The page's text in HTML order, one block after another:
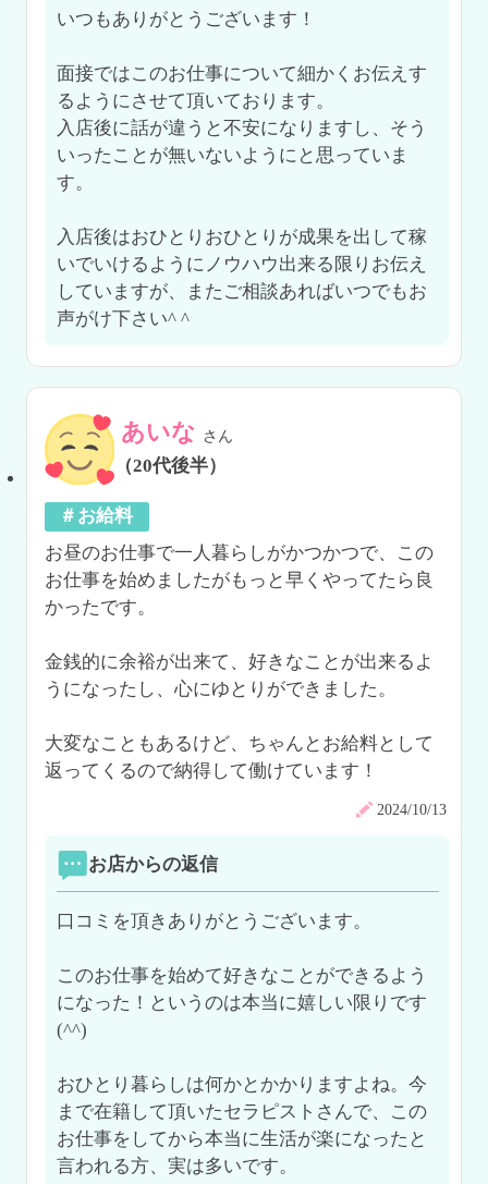
いつもありがとうございます！
面接ではこのお仕事について細かくお伝えす
るようにさせて頂いております。
入店後に話が違うと不安になりますし、そう
いったことが無いないようにと思っていま
す。
入店後はおひとりおひとりが成果を出して稼
いでいけるようにノウハウ出来る限りお伝え
していますが、またご相談あればいつでもお
声がけ下さい^ ^
あいな さん
（20代後半）
＃お給料
お昼のお仕事で一人暮らしがかつかつで、この
お仕事を始めましたがもっと早くやってたら良
かったです。
金銭的に余裕が出来て、好きなことが出来るよ
うになったし、心にゆとりができました。
大変なこともあるけど、ちゃんとお給料として
返ってくるので納得して働けています！
2024/10/13
お店からの返信
口コミを頂きありがとうございます。
このお仕事を始めて好きなことができるよう
になった！というのは本当に嬉しい限りです
(^^)
おひとり暮らしは何かとかかりますよね。今
まで在籍して頂いたセラピストさんで、この
お仕事をしてから本当に生活が楽になったと
言われる方、実は多いです。